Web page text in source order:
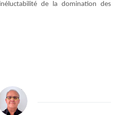
de la domination des